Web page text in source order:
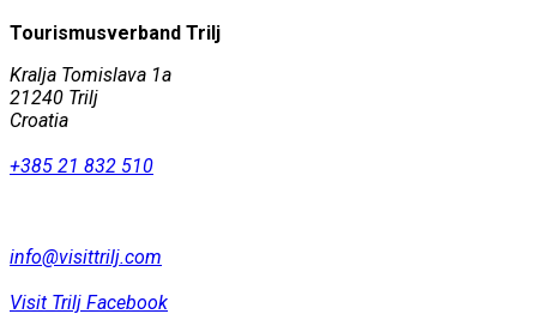
Tourismusverband Trilj
Kralja Tomislava 1a
21240 Trilj
Croatia
+385 21 832 510
info@visittrilj.com
Visit Trilj Facebook